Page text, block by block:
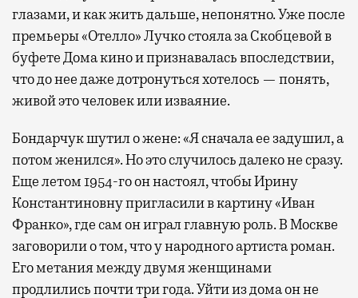
глазами, и как жить дальше, непонятно. Уже после
премьеры «Отелло» Лучко стояла за Скобцевой в
буфете Дома кино и признавалась впоследствии,
что до нее даже дотронуться хотелось — понять,
живой это человек или изваяние.
Бондарчук шутил о жене: «Я сначала ее задушил, а
потом женился». Но это случилось далеко не сразу.
Еще летом 1954-го он настоял, чтобы Ирину
Константиновну пригласили в картину «Иван
Франко», где сам он играл главную роль. В Москве
заговорили о том, что у народного артиста роман.
Его метания между двумя женщинами
продлились почти три года. Уйти из дома он не